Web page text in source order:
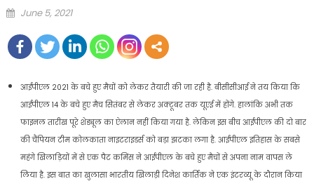
Posted
June 5, 2021
आईपीएल 2021 के बचे हुए मैचों को लेकर तैयारी की जा रही है. बीसीसीआई ने तय किया कि
आईपीएल 14 के बचे हुए मैच सितंबर से लेकर अक्टूबर तक यूएई में होंगे. हालांकि अभी तक
फाइनल तारीख पूरे शेड्यूल का ऐलान नहीं किया गया है. लेकिन इस बीच आईपीएल की दो बार
की चैंपियन टीम कोलकाता नाइटराइडर्स को बड़ा झटका लगा है. आईपीएल इतिहास के सबसे
महंगे खिलाड़ियों में से एक पैट कमिंस ने आईपीएल के बचे हुए मैचों से अपना नाम वापस ले
लिया है. इस बात का खुलासा भारतीय खिलाड़ी दिनेश कार्तिक ने एक इंटरव्यू के दौरान किया